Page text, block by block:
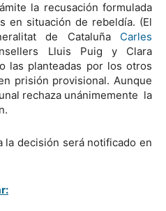
la recusación formulada
en situación de rebeldía. (El
de Cataluña Carles
Lluis Puig y Clara
las planteadas por los otros
prisión provisional. Aunque
rechaza unánimemente la
la decisión será notificado en